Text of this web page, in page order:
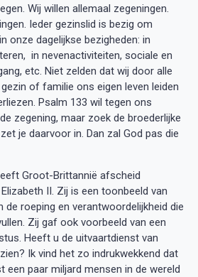
Wij willen allemaal zegeningen.
Ieder gezinslid is bezig om
onze dagelijkse bezigheden: in
in nevenactiviteiten, sociale en
etc. Niet zelden dat wij door alle
of familie ons eigen leven leiden
Psalm 133 wil tegen ons
zegening, maar zoek de broederlijke
je daarvoor in. Dan zal God pas die
Groot-Brittannië afscheid
II. Zij is een toonbeeld van
roeping en verantwoordelijkheid die
Zij gaf ook voorbeeld van een
Heeft u de uitvaartdienst van
Ik vind het zo indrukwekkend dat
een paar miljard mensen in de wereld